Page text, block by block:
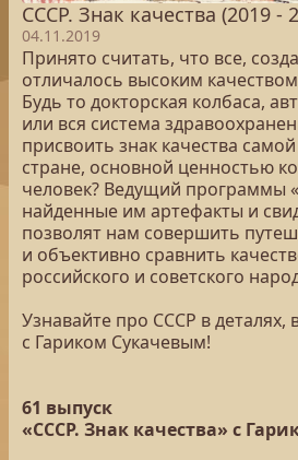
СССР. Знак качества (2019 -
04.11.2019
Принято считать, что все,
отличалось высоким
Будь то докторская колбаса,
или вся система
присвоить знак качества
стране, основной ценностью
человек? Ведущий программы
найденные им артефакты и
позволят нам совершить
и объективно сравнить
российского и советского
Узнавайте про СССР в
с Гариком Сукачевым!
61 выпуск
«СССР. Знак качества» с